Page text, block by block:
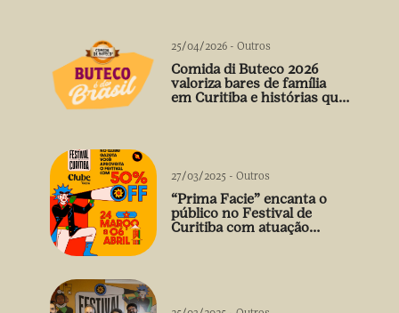
25/04/2026 - Outros
Comida di Buteco 2026
valoriza bares de família
em Curitiba e histórias que
27/03/2025 - Outros
“Prima Facie” encanta o
público no Festival de
Curitiba com atuação